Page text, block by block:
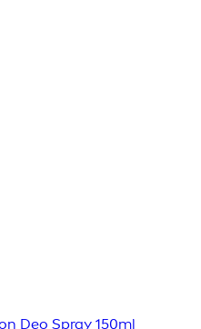
Deo Spray 150ml